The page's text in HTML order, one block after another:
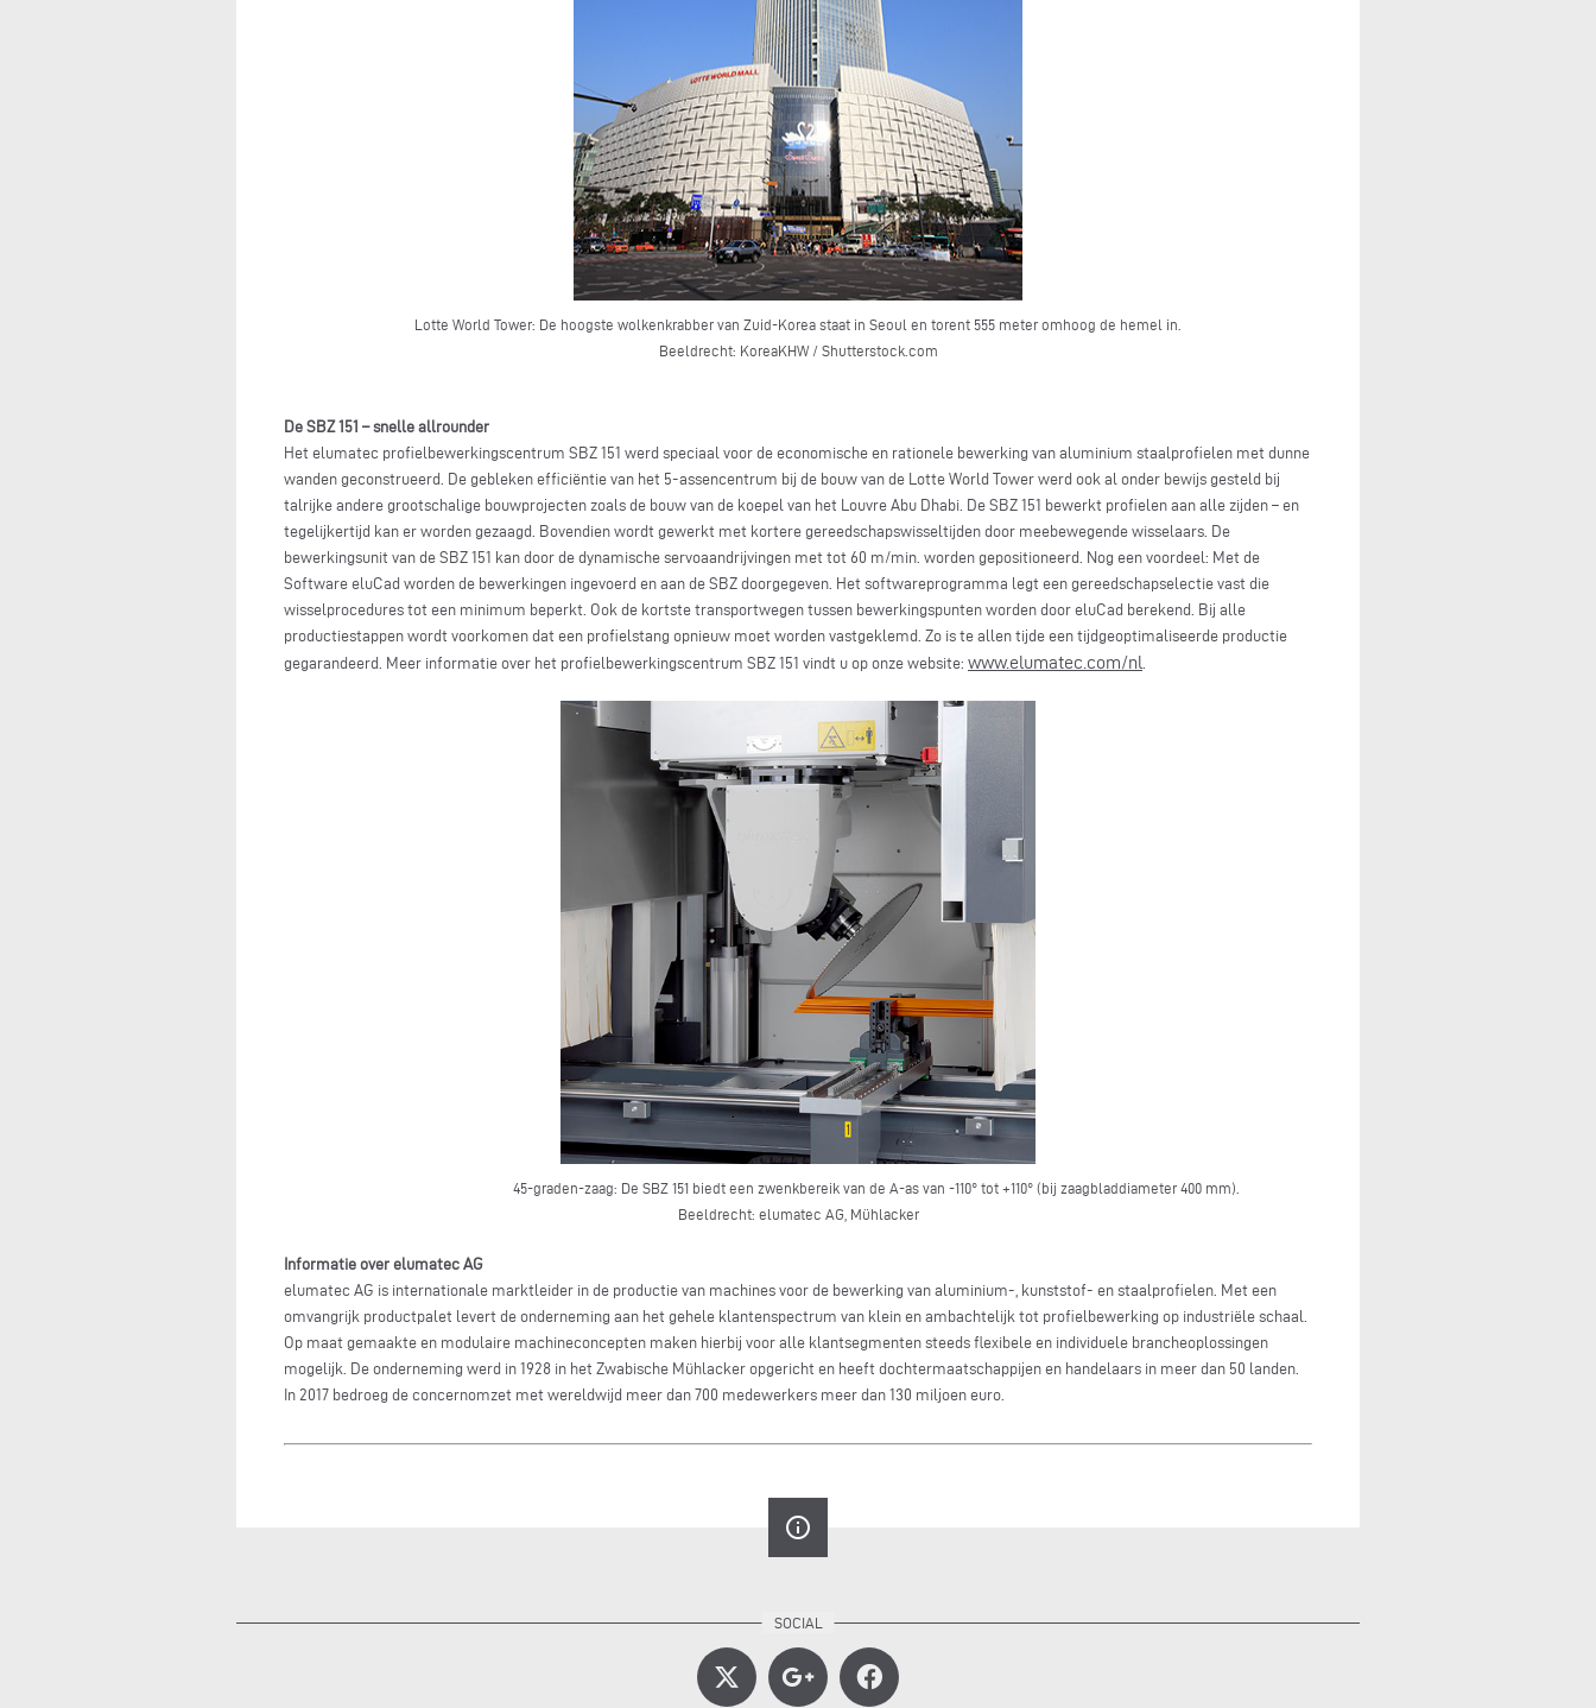
Lotte World Tower: De hoogste wolkenkrabber van Zuid-Korea staat in Seoul en torent 555 meter omhoog de hemel in.
Beeldrecht: KoreaKHW / Shutterstock.com
De SBZ 151 – snelle allrounder
Het elumatec profielbewerkingscentrum SBZ 151 werd speciaal voor de economische en rationele bewerking van aluminium staalprofielen met dunne
wanden geconstrueerd. De gebleken efficiëntie van het 5-assencentrum bij de bouw van de Lotte World Tower werd ook al onder bewijs gesteld bij
talrijke andere grootschalige bouwprojecten zoals de bouw van de koepel van het Louvre Abu Dhabi. De SBZ 151 bewerkt profielen aan alle zijden – en
tegelijkertijd kan er worden gezaagd. Bovendien wordt gewerkt met kortere gereedschapswisseltijden door meebewegende wisselaars. De
bewerkingsunit van de SBZ 151 kan door de dynamische servoaandrijvingen met tot 60 m/min. worden gepositioneerd. Nog een voordeel: Met de
Software eluCad worden de bewerkingen ingevoerd en aan de SBZ doorgegeven. Het softwareprogramma legt een gereedschapselectie vast die
wisselprocedures tot een minimum beperkt. Ook de kortste transportwegen tussen bewerkingspunten worden door eluCad berekend. Bij alle
productiestappen wordt voorkomen dat een profielstang opnieuw moet worden vastgeklemd. Zo is te allen tijde een tijdgeoptimaliseerde productie
gegarandeerd. Meer informatie over het profielbewerkingscentrum SBZ 151 vindt u op onze website: www.elumatec.com/nl.
45-graden-zaag: De SBZ 151 biedt een zwenkbereik van de A-as van -110° tot +110° (bij zaagbladdiameter 400 mm).
Beeldrecht: elumatec AG, Mühlacker
Informatie over elumatec AG
elumatec AG is internationale marktleider in de productie van machines voor de bewerking van aluminium-, kunststof- en staalprofielen. Met een
omvangrijk productpalet levert de onderneming aan het gehele klantenspectrum van klein en ambachtelijk tot profielbewerking op industriële schaal.
Op maat gemaakte en modulaire machineconcepten maken hierbij voor alle klantsegmenten steeds flexibele en individuele brancheoplossingen
mogelijk. De onderneming werd in 1928 in het Zwabische Mühlacker opgericht en heeft dochtermaatschappijen en handelaars in meer dan 50 landen.
In 2017 bedroeg de concernomzet met wereldwijd meer dan 700 medewerkers meer dan 130 miljoen euro.
info_outline